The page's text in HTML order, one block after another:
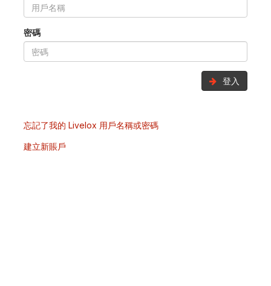
密碼
登入
忘記了我的 Livelox 用戶名稱或密碼
建立新賬戶